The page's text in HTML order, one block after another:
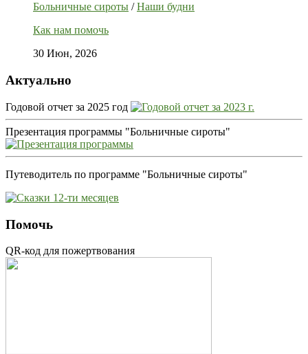
Больничные сироты /Наши будни
Как нам помочь
30 Июн, 2026
Актуально
Годовой отчет за 2025 год
Презентация программы "Больничные сироты"
Путеводитель по программе "Больничные сироты"
Помочь
QR-код для пожертвования